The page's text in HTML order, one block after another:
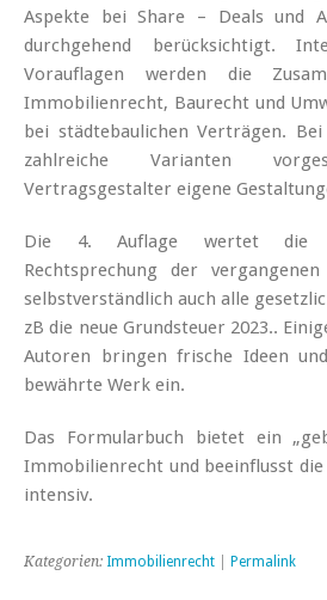
Aspekte bei Share – Deals und
durchgehend berücksichtigt.
Vorauflagen werden die
Immobilienrecht, Baurecht und
bei städtebaulichen Verträgen.
zahlreiche Varianten
Vertragsgestalter eigene
Die 4. Auflage wertet die
Rechtsprechung der
selbstverständlich auch alle
zB die neue Grundsteuer 2023..
Autoren bringen frische Ideen
bewährte Werk ein.
Das Formularbuch bietet ein
Immobilienrecht und beeinflusst
intensiv.
Kategorien: Immobilienrecht Permalink